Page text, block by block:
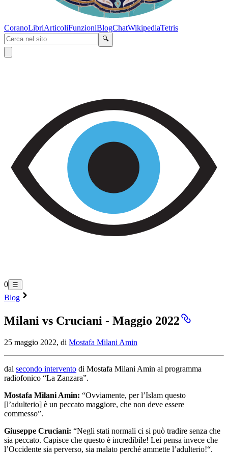
CoranoLibriArticoliFunzioniBlogChatWikipediaTetris
🔍
0 ☰
Blog
Milani vs Cruciani - Maggio 2022
25 maggio 2022, di Mostafa Milani Amin
dal secondo intervento di Mostafa Milani Amin al programma
radiofonico “La Zanzara”.
Mostafa Milani Amin: “Ovviamente, per l’Islam questo
[l’adulterio] è un peccato maggiore, che non deve essere
commesso”.
Giuseppe Cruciani: “Negli stati normali ci si può tradire senza che
sia peccato. Capisce che questo è incredibile! Lei pensa invece che
l’Occidente sia perverso, sia malato perché ammette l’adulterio!“.